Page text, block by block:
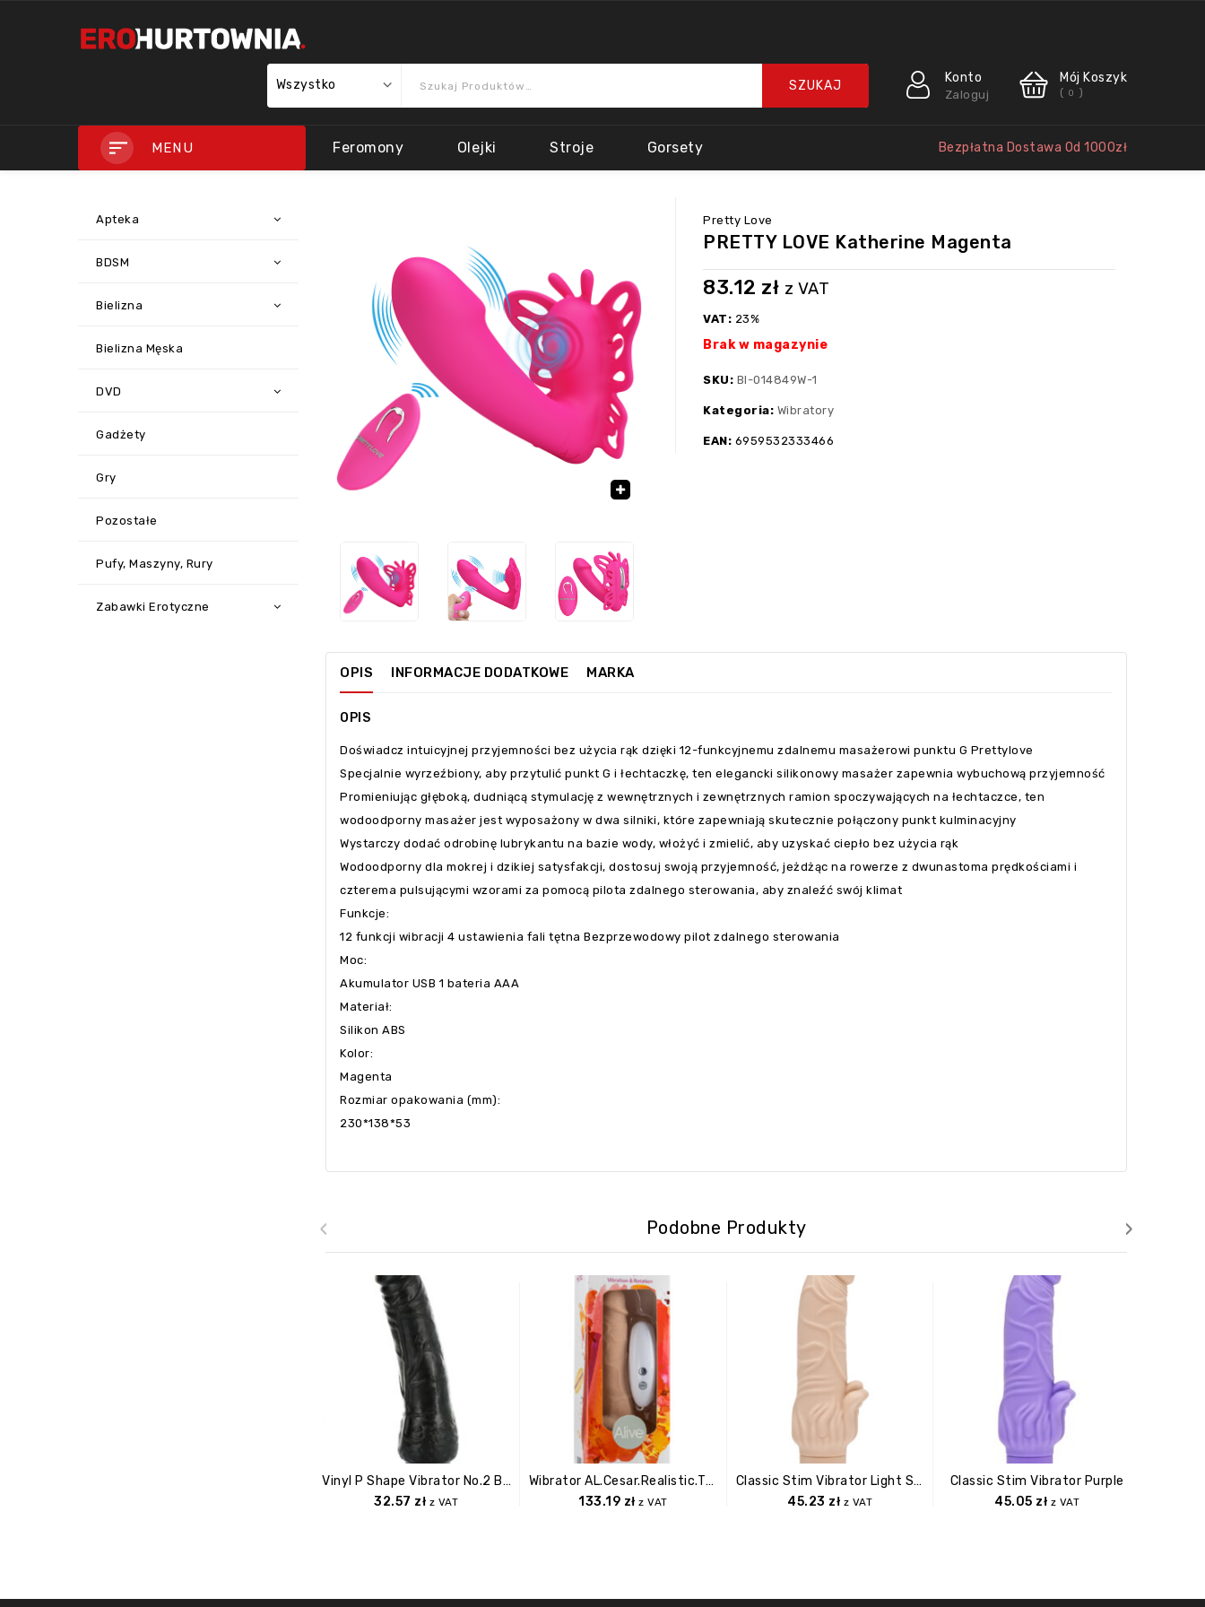
Wszystko Konto
Zaloguj
Mój Koszyk
( 0 )
MENU Feromony Olejki Stroje Gorsety Bezpłatna Dostawa Od 1000zł
Apteka
BDSM
Bielizna
Bielizna Męska
DVD
Gadżety
Gry
Pozostałe
Pufy, Maszyny, Rury
Zabawki Erotyczne
Pretty Love
PRETTY LOVE Katherine Magenta
83.12 zł z VAT
VAT: 23%
Brak w magazynie
SKU: BI-014849W-1
Kategoria: Wibratory
EAN: 6959532333466
OPIS INFORMACJE DODATKOWE MARKA
OPIS
Doświadcz intuicyjnej przyjemności bez użycia rąk dzięki 12-funkcyjnemu zdalnemu masażerowi punktu G Prettylove
Specjalnie wyrzeźbiony, aby przytulić punkt G i łechtaczkę, ten elegancki silikonowy masażer zapewnia wybuchową przyjemność
Promieniując głęboką, dudniącą stymulację z wewnętrznych i zewnętrznych ramion spoczywających na łechtaczce, ten
wodoodporny masażer jest wyposażony w dwa silniki, które zapewniają skutecznie połączony punkt kulminacyjny
Wystarczy dodać odrobinę lubrykantu na bazie wody, włożyć i zmielić, aby uzyskać ciepło bez użycia rąk
Wodoodporny dla mokrej i dzikiej satysfakcji, dostosuj swoją przyjemność, jeżdżąc na rowerze z dwunastoma prędkościami i
czterema pulsującymi wzorami za pomocą pilota zdalnego sterowania, aby znaleźć swój klimat
Funkcje:
12 funkcji wibracji 4 ustawienia fali tętna Bezprzewodowy pilot zdalnego sterowania
Moc:
Akumulator USB 1 bateria AAA
Materiał:
Silikon ABS
Kolor:
Magenta
Rozmiar opakowania (mm):
230*138*53
Podobne Produkty
Vinyl P Shape Vibrator No.2 Black
32.57 zł z VAT
Wibrator AL.Cesar.Realistic.TPR. Rot & Vib
133.19 zł z VAT
Classic Stim Vibrator Light Skin Tone
45.23 zł z VAT
Classic Stim Vibrator Purple
45.05 zł z VAT
‹ ›